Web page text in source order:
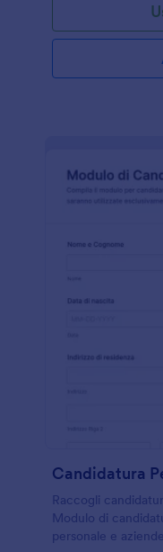
Candidatura
Raccogli
Modulo di
personale e